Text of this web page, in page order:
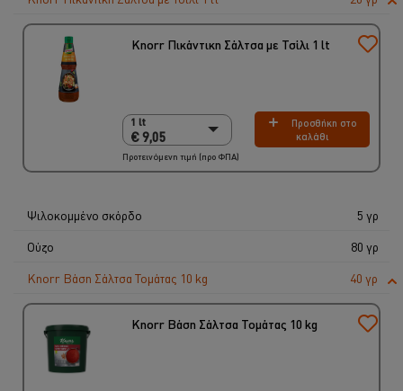
Knorr Πικάντικη Σάλτσα με Τσίλι 1 lt
1 lt
€ 9,05
1 lt
€ 9,05
6 x 1 lt
Προσθήκη στο
καλάθι
Προτεινόμενη τιμή (προ ΦΠΑ)
Ψιλοκομμένο σκόρδο
5 γρ
Ούζο
80 γρ
Knorr Βάση Σάλτσα Τομάτας 10 kg
40 γρ
Knorr Βάση Σάλτσα Τομάτας 10 kg